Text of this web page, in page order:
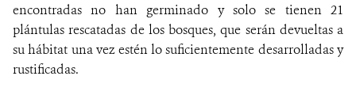
encontradas no han germinado y solo se tienen 21
plántulas rescatadas de los bosques, que serán devueltas a
su hábitat una vez estén lo suficientemente desarrolladas y
rustificadas.